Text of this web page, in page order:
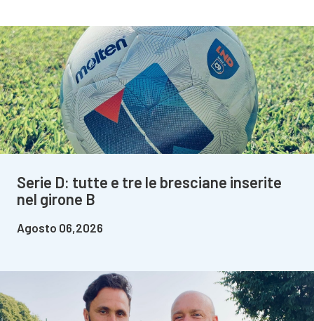
Serie D: tutte e tre le bresciane inserite
nel girone B
Agosto 06,2026